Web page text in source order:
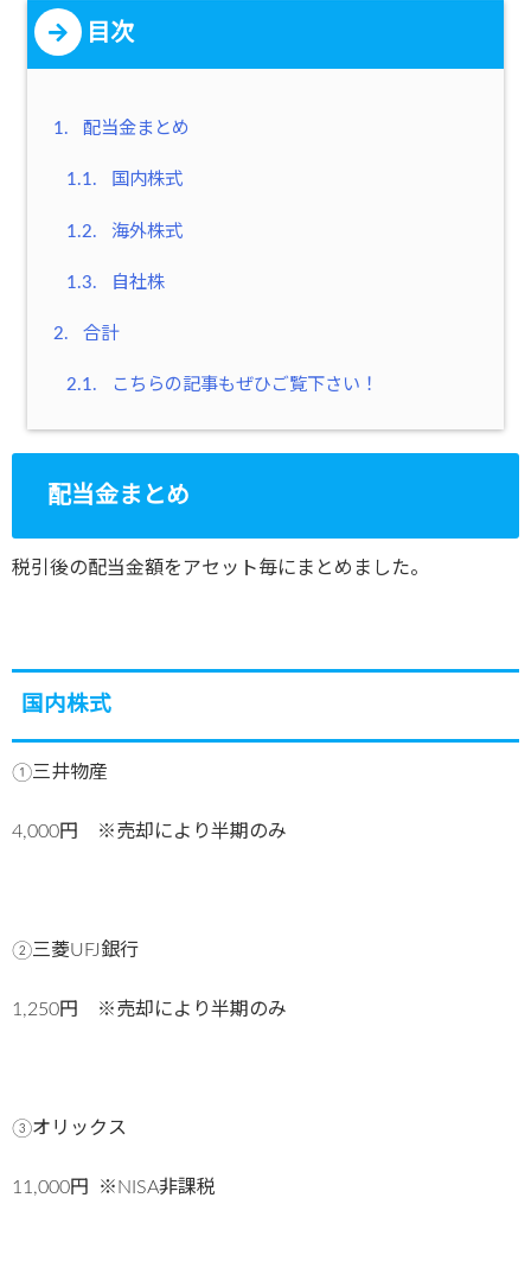
目次
1. 配当金まとめ
1.1. 国内株式
1.2. 海外株式
1.3. 自社株
2. 合計
2.1. こちらの記事もぜひご覧下さい！
配当金まとめ
税引後の配当金額をアセット毎にまとめました。
国内株式
①三井物産
4,000円 ※売却により半期のみ
②三菱UFJ銀行
1,250円 ※売却により半期のみ
③オリックス
11,000円 ※NISA非課税